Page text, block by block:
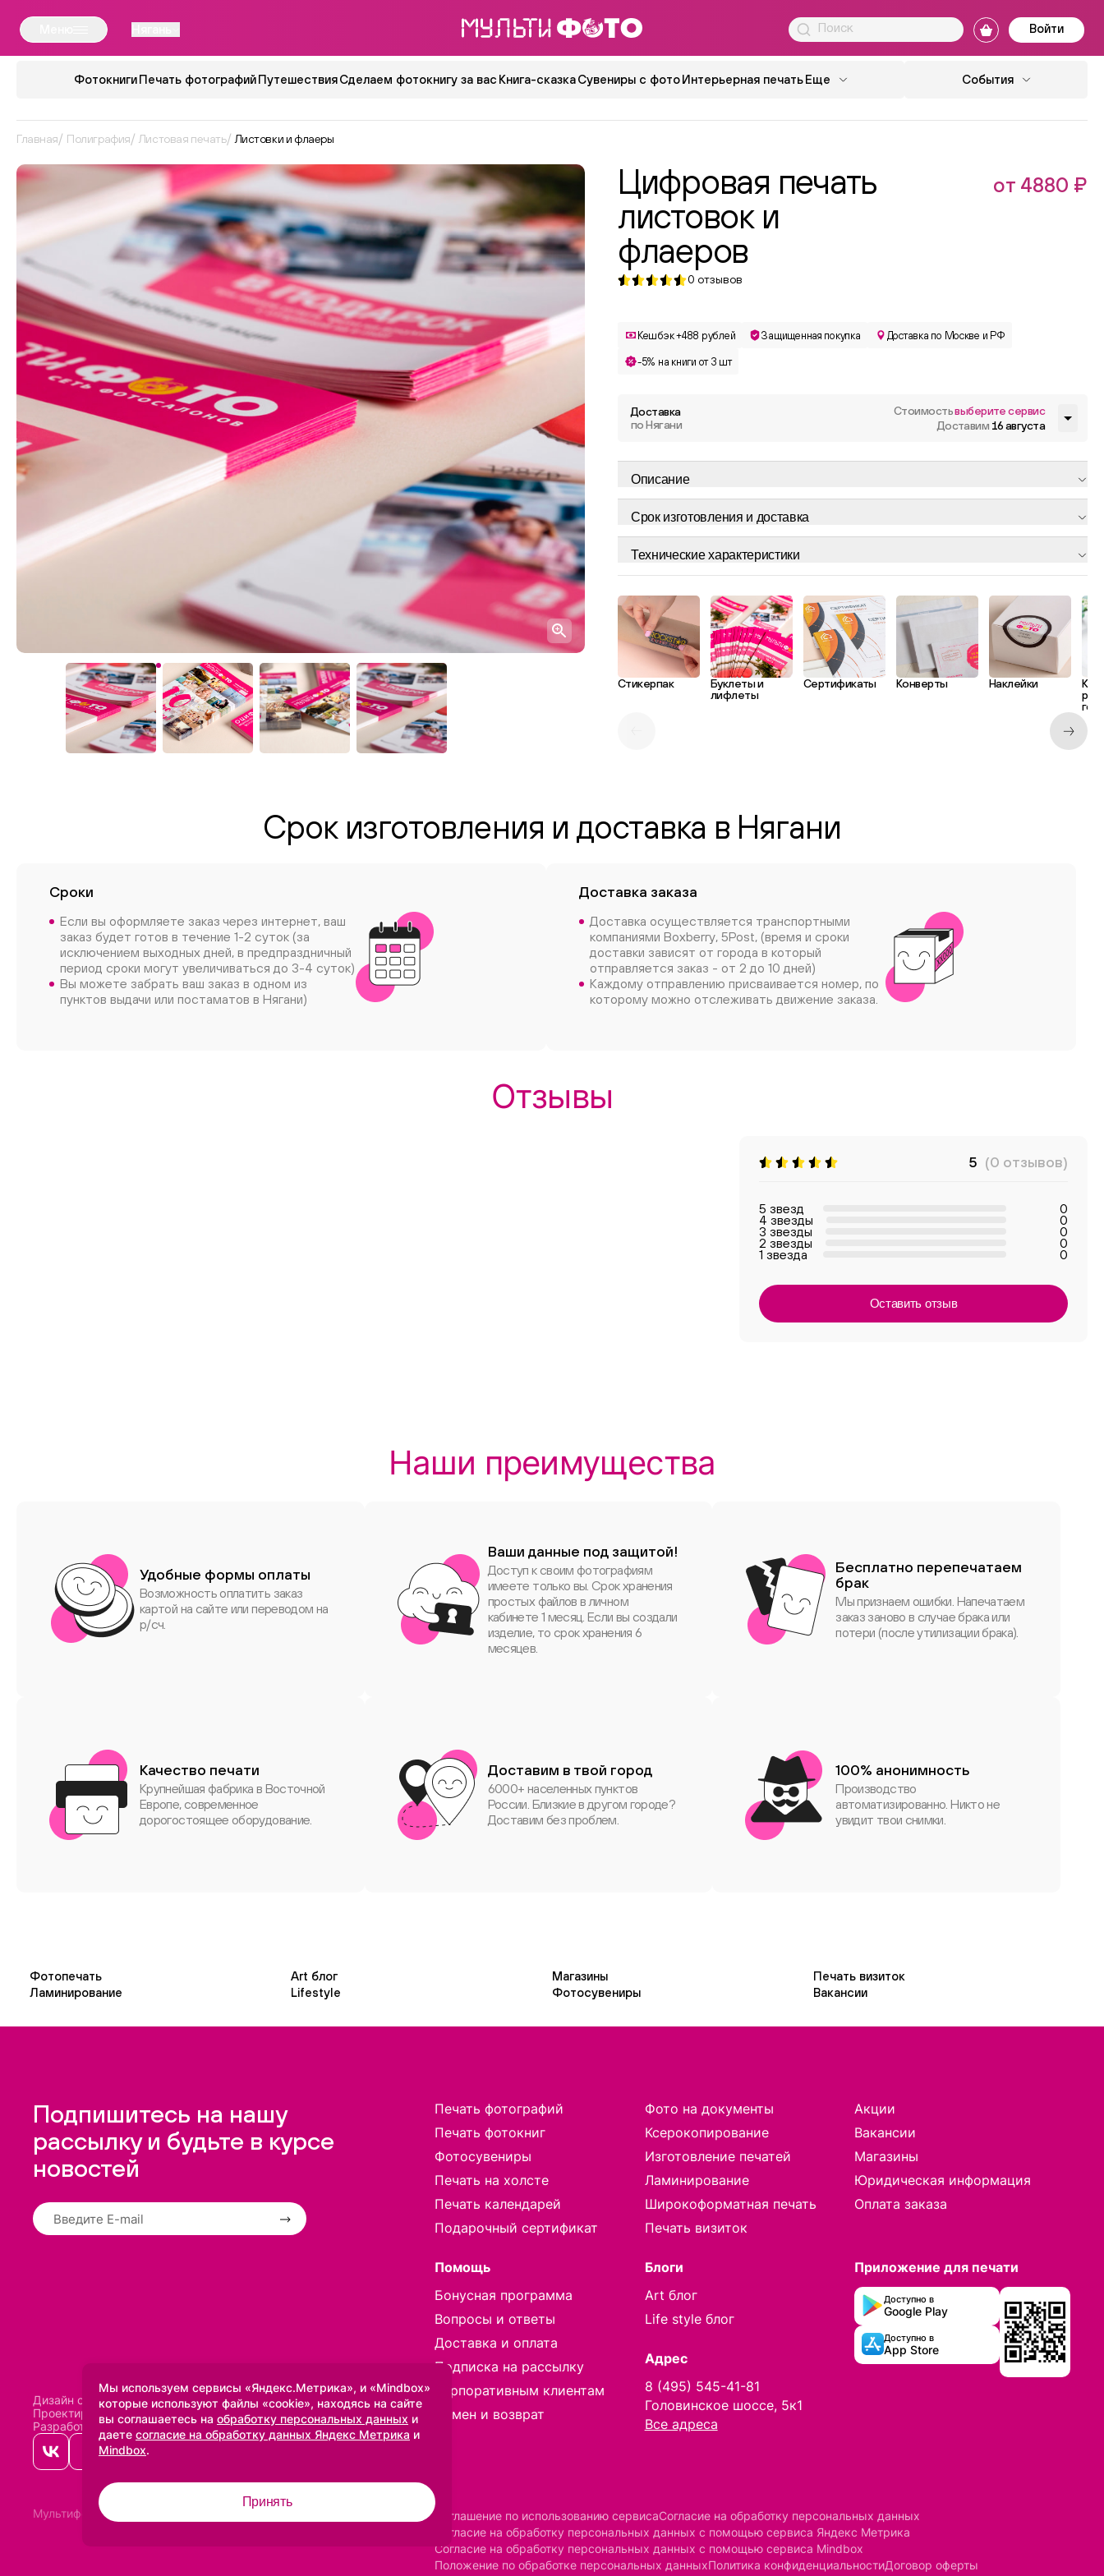
Войти
Фотокниги Печать фотографий Путешествия Сделаем фотокнигу за вас Книга-сказка Сувениры с фото Интерьерная печать Еще События
Главная Полиграфия Листовая печать Листовки и флаеры
Цифровая печать
листовок и
флаеров
от 4880 ₽
0 отзывов
Кешбэк +488 рублей Защищенная покупка Доставка по Москве и РФ
-5% на книги от 3 шт
Доставка
по Нягани
Стоимостьвыберите сервис
Доставим 16 августа
Описание
Срок изготовления и доставка
Технические характеристики
Стикерпак
Буклеты и
лифлеты
Сертификаты Конверты Наклейки
Срок изготовления и доставка в Нягани
Сроки
Если вы оформляете заказ через интернет, ваш
заказ будет готов в течение 1-2 суток (за
исключением выходных дней, в предпраздничный
период сроки могут увеличиваться до 3-4 суток)
Вы можете забрать ваш заказ в одном из
пунктов выдачи или постаматов в Нягани)
Доставка заказа
Доставка осуществляется транспортными
компаниями Boxberry, 5Post, (время и сроки
доставки зависят от города в который
отправляется заказ - от 2 до 10 дней)
Каждому отправлению присваивается номер, по
которому можно отслеживать движение заказа.
Отзывы
5 (0 отзывов)
5 звезд 0
4 звезды 0
3 звезды 0
2 звезды 0
1 звезда 0
Оставить отзыв
Наши преимущества
Удобные формы оплаты
Возможность оплатить заказ
картой на сайте или переводом на
р/сч.
Ваши данные под защитой!
Доступ к своим фотографиям
имеете только вы. Срок хранения
простых файлов в личном
кабинете 1 месяц. Если вы создали
изделие, то срок хранения 6
месяцев.
Бесплатно перепечатаем
брак
Мы признаем ошибки. Напечатаем
заказ заново в случае брака или
потери (после утилизации брака).
Качество печати
Крупнейшая фабрика в Восточной
Европе, современное
дорогостоящее оборудование.
Доставим в твой город
6000+ населенных пунктов
России. Близкие в другом городе?
Доставим без проблем.
100% анонимность
Производство
автоматизированно. Никто не
увидит твои снимки.
Фотопечать Art блог Магазины
Печать визиток
Ламинирование
Lifestyle Фотосувениры Вакансии
Подпишитесь на нашу
рассылку и будьте в курсе
новостей
Дизайн сделан вUprock
Проектирование и SEO:
Baklenev SEO
Разработано в Qualitica
Печать фотографий
Печать фотокниг
Фотосувениры
Печать на холсте
Печать календарей
Подарочный сертификат
Фото на документы
Ксерокопирование
Изготовление печатей
Ламинирование
Широкоформатная печать
Печать визиток
Акции
Вакансии
Магазины
Юридическая информация
Оплата заказа
Помощь
Бонусная программа
Вопросы и ответы
Доставка и оплата
Подписка на рассылку
Корпоративным клиентам
Обмен и возврат
Блоги
Art блог
Life style блог
Адрес
8 (495) 545-41-81
Головинское шоссе, 5к1
Все адреса
Приложение для печати
Доступно в
Google Play
Доступно в
App Store
Мультифото 2005-2026 © Соглашение по использованию сервисаСогласие на обработку персональных данных
Согласие на обработку персональных данных с помощью сервиса Яндекс Метрика
Согласие на обработку персональных данных с помощью сервиса Mindbox
Положение по обработке персональных данныхПолитика конфиденциальностиДоговор оферты
Мы используем сервисы «Яндекс.Метрика», и «Mindbox»
которые используют файлы «cookie», находясь на сайте
вы соглашаетесь на обработку персональных данных и
даете согласие на обработку данных Яндекс Метрика и
Mindbox.
Принять